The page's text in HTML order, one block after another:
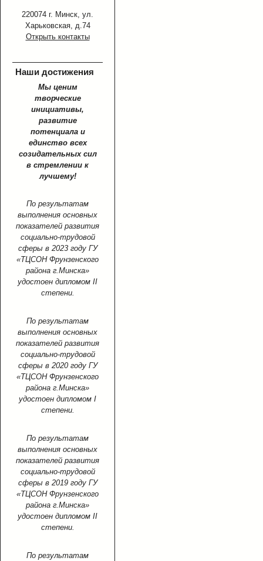
220074 г. Минск, ул.
Харьковская, д.74
Открыть контакты
Наши достижения
Мы ценим
творческие
инициативы,
развитие
потенциала и
единство всех
созидательных сил
в стремлении к
лучшему!
По результатам
выполнения основных
показателей развития
социально-трудовой
сферы в 2023 году ГУ
«ТЦСОН Фрунзенского
района г.Минска»
удостоен дипломом II
степени.
По результатам
выполнения основных
показателей развития
социально-трудовой
сферы в 2020 году ГУ
«ТЦСОН Фрунзенского
района г.Минска»
удостоен дипломом I
степени.
По результатам
выполнения основных
показателей развития
социально-трудовой
сферы в 2019 году ГУ
«ТЦСОН Фрунзенского
района г.Минска»
удостоен дипломом II
степени.
По результатам